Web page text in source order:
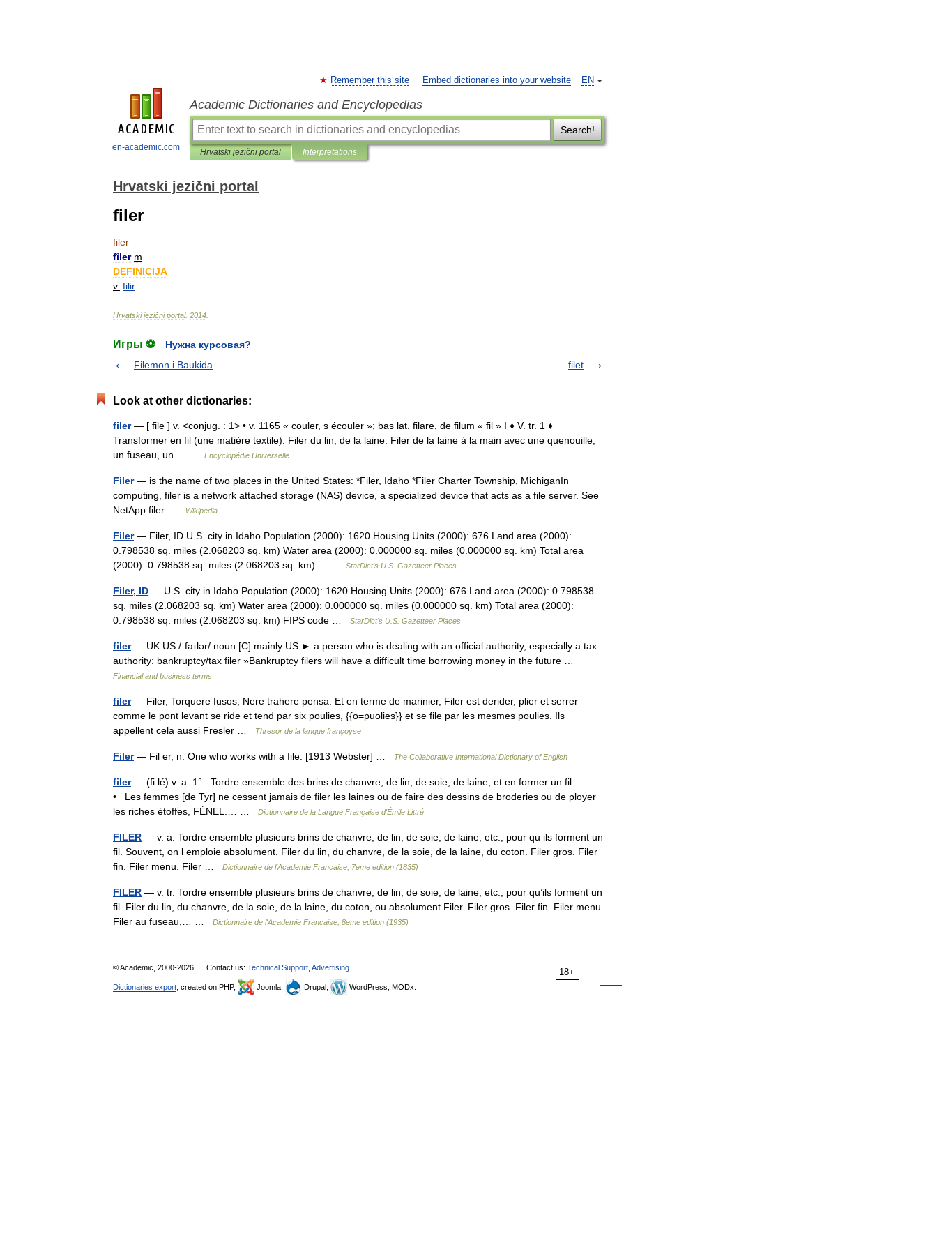
en-academic.com
EN
Remember this site Embed dictionaries into your website
Academic Dictionaries and Encyclopedias
Search!
Hrvatski jezični portal Interpretations
Hrvatski jezični portal
filer
filer
fȉler m
DEFINICIJA
v. filir
Hrvatski jezični portal. 2014
Игры ⚽
Нужна курсовая?
Filemon i Baukida
filet
Look at other dictionaries:
filer— [ file ] v. <conjug. : 1> • v. 1165 « couler, s écouler »; bas lat. filare, de filum « fil » I ♦ V. tr. 1 ♦
Transformer en fil (une matière textile). Filer du lin, de la laine. Filer de la laine à la main avec une quenouille,
un fuseau, un… …
Encyclopédie Universelle
Filer— is the name of two places in the United States: *Filer, Idaho *Filer Charter Township, MichiganIn
computing, filer is a network attached storage (NAS) device, a specialized device that acts as a file server. See
NetApp filer …
Wikipedia
Filer— Filer, ID U.S. city in Idaho Population (2000): 1620 Housing Units (2000): 676 Land area (2000):
0.798538 sq. miles (2.068203 sq. km) Water area (2000): 0.000000 sq. miles (0.000000 sq. km) Total area
(2000): 0.798538 sq. miles (2.068203 sq. km)… …
StarDict's U.S. Gazetteer Places
Filer, ID — U.S. city in Idaho Population (2000): 1620 Housing Units (2000): 676 Land area (2000): 0.798538
sq. miles (2.068203 sq. km) Water area (2000): 0.000000 sq. miles (0.000000 sq. km) Total area (2000):
0.798538 sq. miles (2.068203 sq. km) FIPS code …
StarDict's U.S. Gazetteer Places
filer— UK US /ˈfaɪlər/ noun [C] mainly US ► a person who is dealing with an official authority, especially a tax
authority: bankruptcy/tax filer »Bankruptcy filers will have a difficult time borrowing money in the future …
Financial and business terms
filer— Filer, Torquere fusos, Nere trahere pensa. Et en terme de marinier, Filer est derider, plier et serrer
comme le pont levant se ride et tend par six poulies, {{o=puolies}} et se file par les mesmes poulies. Ils
appellent cela aussi Fresler …
Thresor de la langue françoyse
Filer— Fil er, n. One who works with a file. [1913 Webster] … The Collaborative International Dictionary of English
filer— (fi lé) v. a. 1° Tordre ensemble des brins de chanvre, de lin, de soie, de laine, et en former un fil.
• Les femmes [de Tyr] ne cessent jamais de filer les laines ou de faire des dessins de broderies ou de ployer
les riches étoffes, FÉNEL.… …
Dictionnaire de la Langue Française d'Émile Littré
FILER — v. a. Tordre ensemble plusieurs brins de chanvre, de lin, de soie, de laine, etc., pour qu ils forment un
fil. Souvent, on l emploie absolument. Filer du lin, du chanvre, de la soie, de la laine, du coton. Filer gros. Filer
fin. Filer menu. Filer …
Dictionnaire de l'Academie Francaise, 7eme edition (1835)
FILER — v. tr. Tordre ensemble plusieurs brins de chanvre, de lin, de soie, de laine, etc., pour qu’ils forment un
fil. Filer du lin, du chanvre, de la soie, de la laine, du coton, ou absolument Filer. Filer gros. Filer fin. Filer menu.
Filer au fuseau,… …
Dictionnaire de l'Academie Francaise, 8eme edition (1935)
18+
© Academic, 2000-2026 Contact us: Technical Support Advertising
Dictionaries export , created on PHP, Joomla, Drupal, WordPress, MODx.